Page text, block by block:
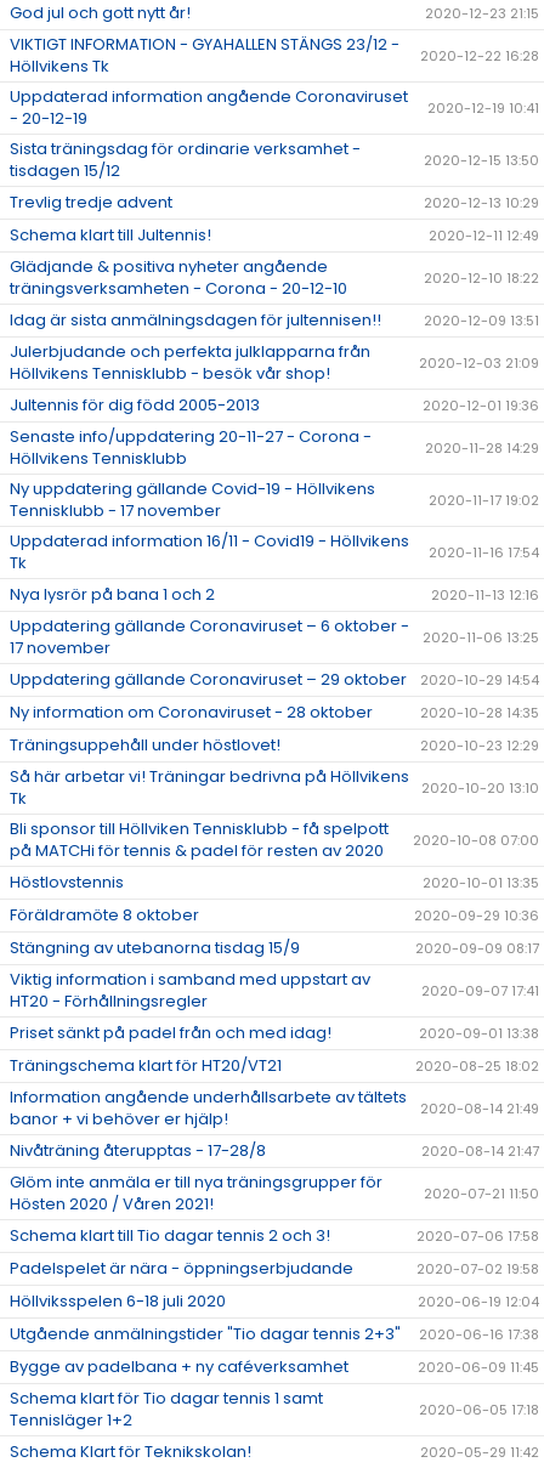
God jul och gott nytt år! 2020-12-23 21:15
VIKTIGT INFORMATION - GYAHALLEN STÄNGS 23/12 -
Höllvikens Tk
2020-12-22 16:28
Uppdaterad information angående Coronaviruset
- 20-12-19
2020-12-19 10:41
Sista träningsdag för ordinarie verksamhet -
tisdagen 15/12
2020-12-15 13:50
Trevlig tredje advent 2020-12-13 10:29
Schema klart till Jultennis! 2020-12-11 12:49
Glädjande & positiva nyheter angående
träningsverksamheten - Corona - 20-12-10
2020-12-10 18:22
Idag är sista anmälningsdagen för jultennisen!! 2020-12-09 13:51
Julerbjudande och perfekta julklapparna från
Höllvikens Tennisklubb - besök vår shop!
2020-12-03 21:09
Jultennis för dig född 2005-2013 2020-12-01 19:36
Senaste info/uppdatering 20-11-27 - Corona -
Höllvikens Tennisklubb
2020-11-28 14:29
Ny uppdatering gällande Covid-19 - Höllvikens
Tennisklubb - 17 november
2020-11-17 19:02
Uppdaterad information 16/11 - Covid19 - Höllvikens
Tk
2020-11-16 17:54
Nya lysrör på bana 1 och 2 2020-11-13 12:16
Uppdatering gällande Coronaviruset – 6 oktober -
17 november
2020-11-06 13:25
Uppdatering gällande Coronaviruset – 29 oktober 2020-10-29 14:54
Ny information om Coronaviruset - 28 oktober 2020-10-28 14:35
Träningsuppehåll under höstlovet! 2020-10-23 12:29
Så här arbetar vi! Träningar bedrivna på Höllvikens
Tk
2020-10-20 13:10
Bli sponsor till Höllviken Tennisklubb - få spelpott
på MATCHi för tennis & padel för resten av 2020
2020-10-08 07:00
Höstlovstennis 2020-10-01 13:35
Föräldramöte 8 oktober 2020-09-29 10:36
Stängning av utebanorna tisdag 15/9 2020-09-09 08:17
Viktig information i samband med uppstart av
HT20 - Förhållningsregler
2020-09-07 17:41
Priset sänkt på padel från och med idag! 2020-09-01 13:38
Träningschema klart för HT20/VT21 2020-08-25 18:02
Information angående underhållsarbete av tältets
banor + vi behöver er hjälp!
2020-08-14 21:49
Nivåträning återupptas - 17-28/8 2020-08-14 21:47
Glöm inte anmäla er till nya träningsgrupper för
Hösten 2020 / Våren 2021!
2020-07-21 11:50
Schema klart till Tio dagar tennis 2 och 3! 2020-07-06 17:58
Padelspelet är nära - öppningserbjudande 2020-07-02 19:58
Höllviksspelen 6-18 juli 2020 2020-06-19 12:04
Utgående anmälningstider "Tio dagar tennis 2+3" 2020-06-16 17:38
Bygge av padelbana + ny caféverksamhet 2020-06-09 11:45
Schema klart för Tio dagar tennis 1 samt
Tennisläger 1+2
2020-06-05 17:18
Schema Klart för Teknikskolan! 2020-05-29 11:42